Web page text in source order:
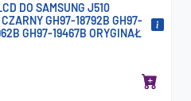
DO SAMSUNG J510
GH97-18792B GH97-
GH97-19467B ORYGINAŁ